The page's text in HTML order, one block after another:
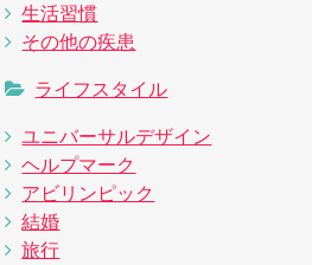
生活習慣
その他の疾患
ライフスタイル
ユニバーサルデザイン
ヘルプマーク
アビリンピック
結婚
旅行